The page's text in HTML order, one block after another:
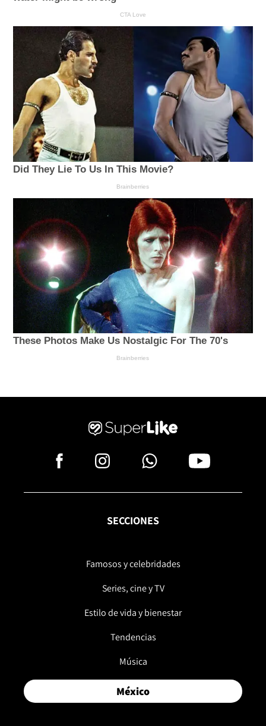
SECCIONES
Famosos y celebridades
Series, cine y TV
Estilo de vida y bienestar
Tendencias
Música
México